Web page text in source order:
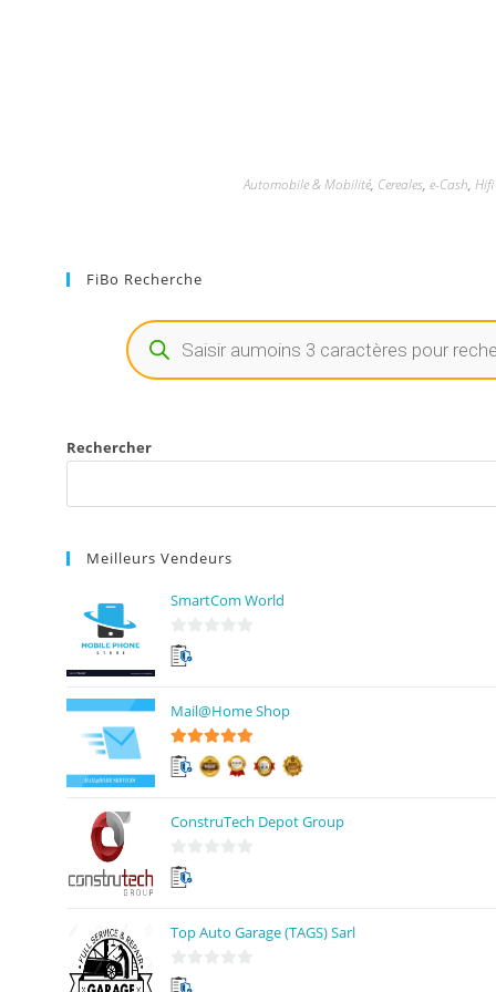
Automobile & Mobilité, Cereales, e-Cash,
FiBo Recherche
Rechercher
Meilleurs Vendeurs
SmartCom World
0
s
r
5
Mail@Home Shop
5sur 5
ConstruTech Depot Group
0
s
r
Top Auto Garage (TAGS) Sarl
0